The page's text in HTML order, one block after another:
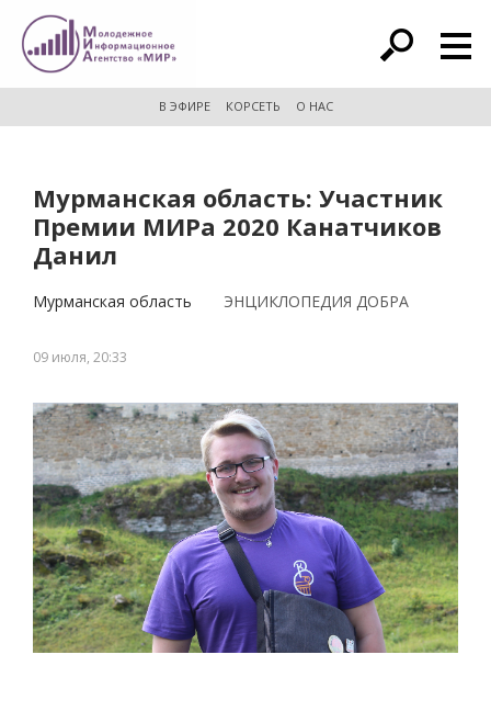
расширенный поиск
В ЭФИРЕ КОРСЕТЬ О НАС
Мурманская область: Участник
Премии МИРа 2020 Канатчиков
Данил
Мурманская область ЭНЦИКЛОПЕДИЯ ДОБРА
09 июля, 20:33